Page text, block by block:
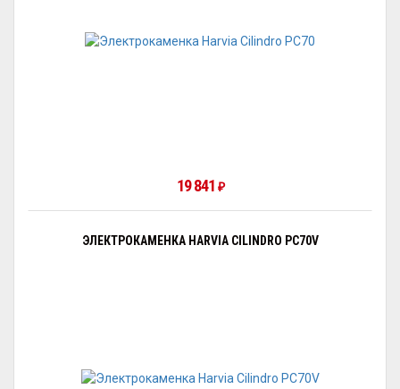
19 841 ₽
ЭЛЕКТРОКАМЕНКА HARVIA CILINDRO PC70V